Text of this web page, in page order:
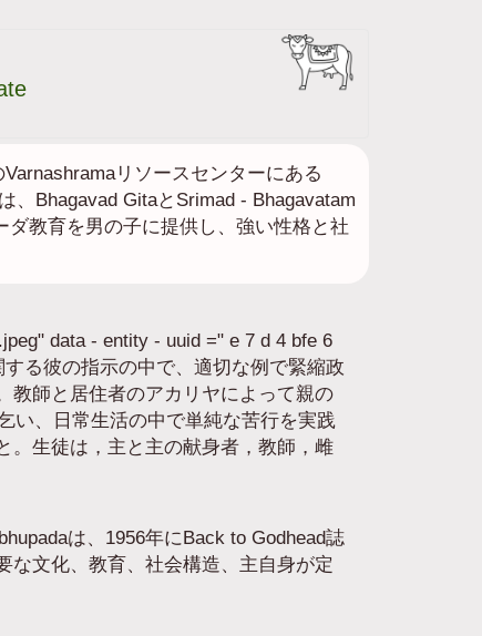
リソースセンターにある
、Bhagavad GitaとSrimad - Bhagavatam
教育を男の子に提供し、強い性格と社
data - entity - uuid =" e 7 d 4 bfe 6
る彼の指示の中で、適切な例で緊縮政
教師と居住者のアカリヤによって親の
い、日常生活の中で単純な苦行を実践
。生徒は，主と主の献身者，教師，雌
は、1956年にBack to Godhead誌
な文化、教育、社会構造、主自身が定